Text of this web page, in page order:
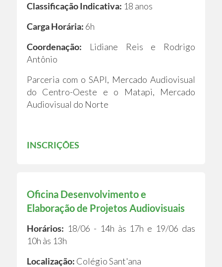
Classificação Indicativa: 18 anos
Carga Horária: 6h
Coordenação: Lidiane Reis e Rodrigo
Antônio
Parceria com o SAPI, Mercado Audiovisual
do Centro-Oeste e o Matapi, Mercado
Audiovisual do Norte
INSCRIÇÕES
Oficina Desenvolvimento e
Elaboração de Projetos Audiovisuais
Horários: 18/06 - 14h às 17h e 19/06 das
10h às 13h
Localização: Colégio Sant'ana